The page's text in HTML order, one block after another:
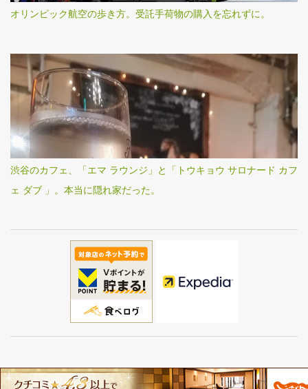
オリンピック航空の歩き方。受託手荷物の購入を忘れずに。
渋谷のカフェ、「エマ ラウンジ」と「トウキョウ サロナード カフ
ェ ダブ 」。本当に隠れ家だった。